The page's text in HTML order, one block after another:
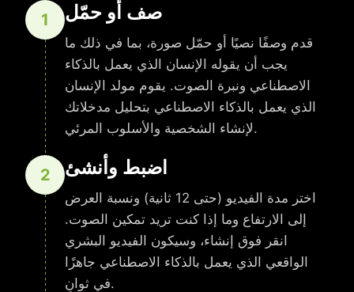
1 صف أو حمّل
قدم وصفًا نصيًا أو حمّل صورة، بما في ذلك ما
يجب أن يقوله الإنسان الذي يعمل بالذكاء
الاصطناعي ونبرة الصوت. يقوم مولد الإنسان
الذي يعمل بالذكاء الاصطناعي بتحليل مدخلاتك
لإنشاء الشخصية والأسلوب المرئي.
2 اضبط وأنشئ
اختر مدة الفيديو (حتى 12 ثانية) ونسبة العرض
إلى الارتفاع وما إذا كنت تريد تمكين الصوت.
انقر فوق إنشاء، وسيكون الفيديو البشري
الواقعي الذي يعمل بالذكاء الاصطناعي جاهزًا
في ثوانٍ.